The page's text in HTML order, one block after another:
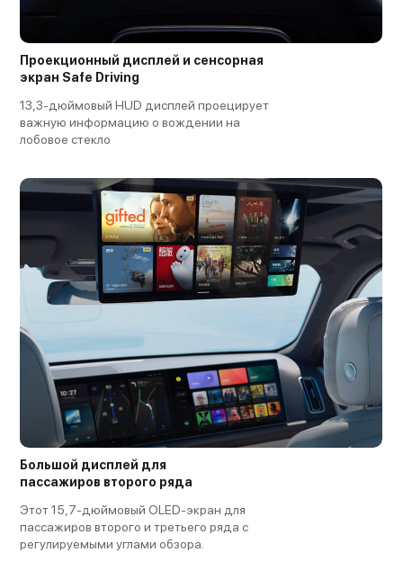
Проекционный дисплей и сенсорная
экран Safe Driving
Большой дисплей для
пассажиров второго ряда
13,3-дюймовый HUD дисплей проецирует
важную информацию о вождении на
лобовое стекло
Этот 15,7-дюймовый OLED-экран для
пассажиров второго и третьего ряда с
регулируемыми углами обзора.